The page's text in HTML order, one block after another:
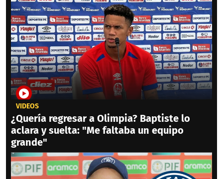
VIDEOS
¿Quería regresar a Olimpia? Baptiste lo
aclara y suelta: "Me faltaba un equipo
grande"